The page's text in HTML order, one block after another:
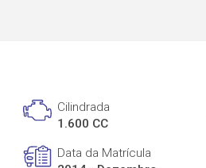
Cilindrada
1.600 CC
Data da Matrícula